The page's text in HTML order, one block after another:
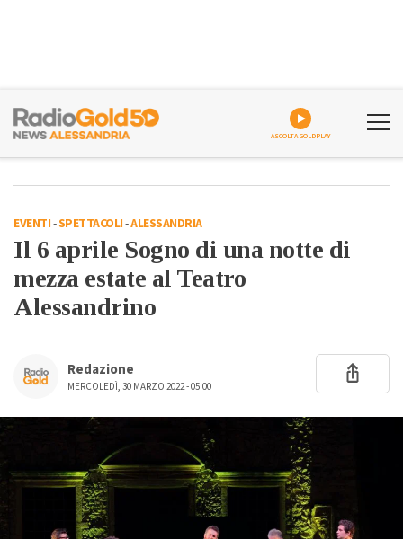
ASCOLTA GOLDPLAY
EVENTI-SPETTACOLI-ALESSANDRIA
Il 6 aprile Sogno di una notte di
mezza estate al Teatro
Alessandrino
Redazione
MERCOLEDÌ, 30 MARZO 2022 - 05:00